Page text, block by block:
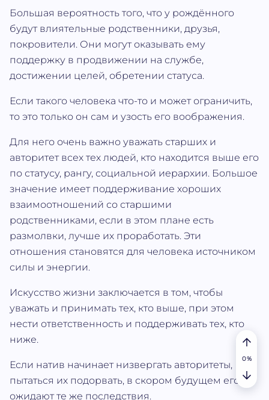
Большая вероятность того, что у рождённого
будут влиятельные родственники, друзья,
покровители. Они могут оказывать ему
поддержку в продвижении на службе,
достижении целей, обретении статуса.
Если такого человека что-то и может ограничить,
то это только он сам и узость его воображения.
Для него очень важно уважать старших и
авторитет всех тех людей, кто находится выше его
по статусу, рангу, социальной иерархии. Большое
значение имеет поддерживание хороших
взаимоотношений со старшими
родственниками, если в этом плане есть
размолвки, лучше их проработать. Эти
отношения становятся для человека источником
силы и энергии.
Искусство жизни заключается в том, чтобы
уважать и принимать тех, кто выше, при этом
нести ответственность и поддерживать тех, кто
ниже.
Если натив начинает низвергать авторитеты,
пытаться их подорвать, в скором будущем его
ожидают те же последствия.